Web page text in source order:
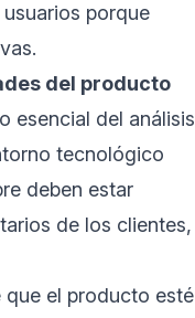
porque
del producto
esencial del análisis
tecnológico
deben estar
de los clientes,
que el producto esté